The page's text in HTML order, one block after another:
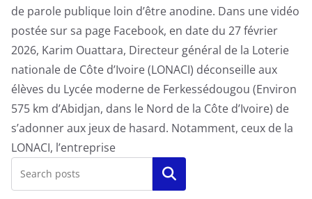
de parole publique loin d’être anodine. Dans une vidéo
postée sur sa page Facebook, en date du 27 février
2026, Karim Ouattara, Directeur général de la Loterie
nationale de Côte d’Ivoire (LONACI) déconseille aux
élèves du Lycée moderne de Ferkessédougou (Environ
575 km d’Abidjan, dans le Nord de la Côte d’Ivoire) de
s’adonner aux jeux de hasard. Notamment, ceux de la
LONACI, l’entreprise
Rechercher